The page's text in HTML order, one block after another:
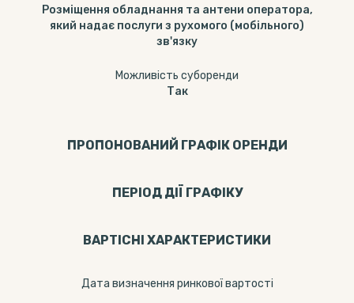
Розміщення обладнання та антени оператора,
який надає послуги з рухомого (мобільного)
зв'язку
Можливість суборенди
Так
ПРОПОНОВАНИЙ ГРАФІК ОРЕНДИ
ПЕРІОД ДІЇ ГРАФІКУ
ВАРТІСНІ ХАРАКТЕРИСТИКИ
Дата визначення ринкової вартості